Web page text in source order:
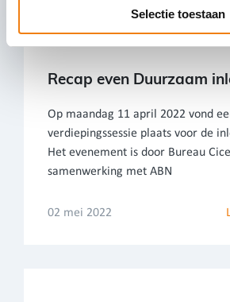
Selectie toestaan
Recap even Duurzaam
Op maandag 11 april 2022 vond
verdiepingssessie plaats voor de
Het evenement is door Bureau
samenwerking met ABN
02 mei 2022